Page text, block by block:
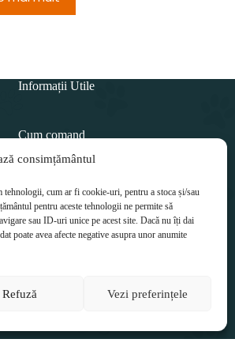
consimțământul
tehnologii, cum ar fi cookie-uri, pentru a stoca și/sau
pentru aceste tehnologii ne permite să
sau ID-uri unice pe acest site. Dacă nu îți dai
poate avea afecte negative asupra unor anumite
Refuză Vezi preferințele
Informații Utile
Cum comand
Politica de retur
Cum plătesc
Cum se livrează